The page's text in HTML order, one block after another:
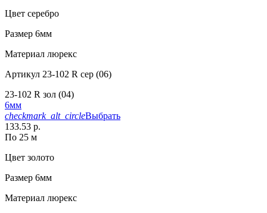
Цвет серебро
Размер 6мм
Материал люрекс
Артикул 23-102 R сер (06)
23-102 R зол (04)
6мм
checkmark_alt_circleВыбрать
133.53 р.
По 25 м
Цвет золото
Размер 6мм
Материал люрекс